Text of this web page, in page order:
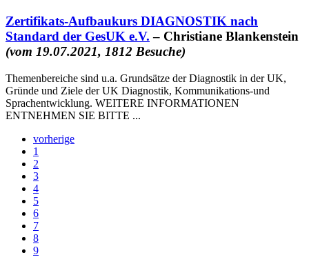
Zertifikats-Aufbaukurs DIAGNOSTIK nach
Standard der GesUK e.V. – Christiane Blankenstein
(vom 19.07.2021, 1812 Besuche)
Themenbereiche sind u.a. Grundsätze der Diagnostik in der UK,
Gründe und Ziele der UK Diagnostik, Kommunikations-und
Sprachentwicklung. WEITERE INFORMATIONEN
ENTNEHMEN SIE BITTE ...
vorherige
1
2
3
4
5
6
7
8
9